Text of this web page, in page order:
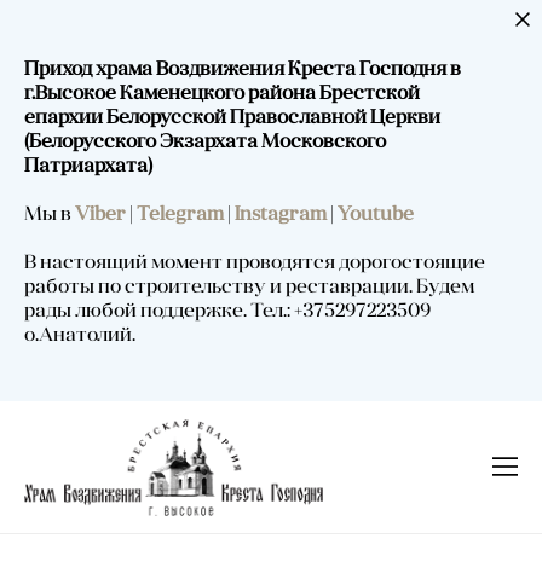
Приход храма Воздвижения Креста Господня в
г.Высокое Каменецкого района Брестской
епархии Белорусской Православной Церкви
(Белорусского Экзархата Московского
Патриархата)
Мы в Viber | Telegram| Instagram| Youtube
В настоящий момент проводятся дорогостоящие
работы по строительству и реставрации. Будем
рады любой поддержке. Тел.: +375297223509
о.Анатолий.